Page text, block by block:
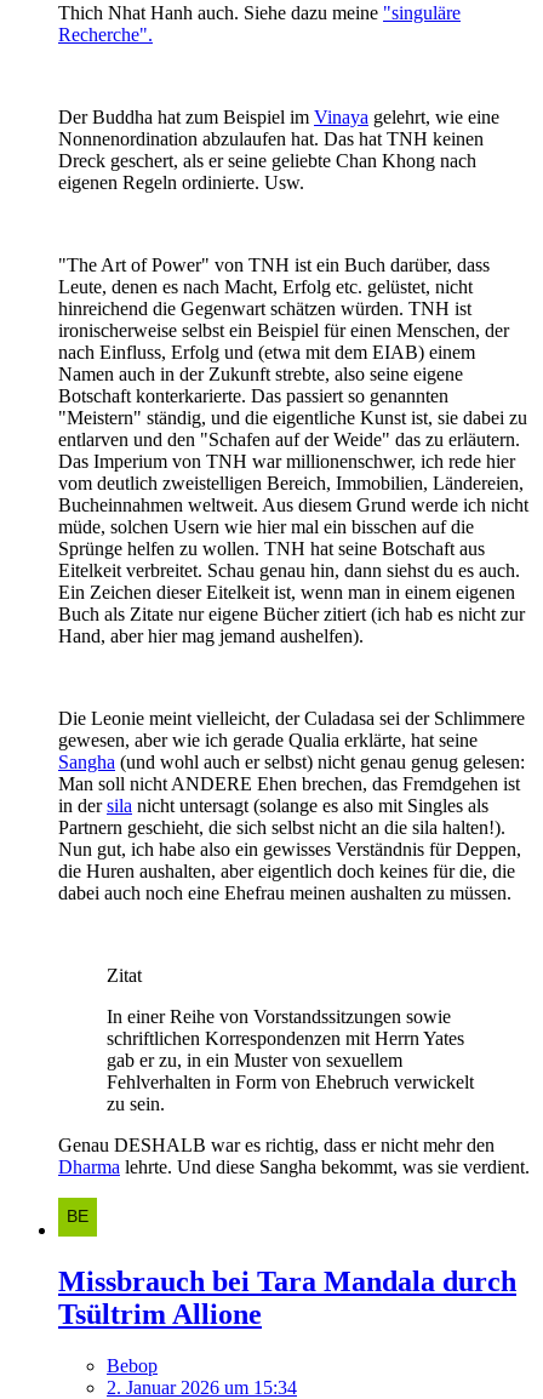
Thich Nhat Hanh auch. Siehe dazu meine "singuläre
Recherche".
Der Buddha hat zum Beispiel im Vinaya gelehrt, wie eine
Nonnenordination abzulaufen hat. Das hat TNH keinen
Dreck geschert, als er seine geliebte Chan Khong nach
eigenen Regeln ordinierte. Usw.
"The Art of Power" von TNH ist ein Buch darüber, dass
Leute, denen es nach Macht, Erfolg etc. gelüstet, nicht
hinreichend die Gegenwart schätzen würden. TNH ist
ironischerweise selbst ein Beispiel für einen Menschen, der
nach Einfluss, Erfolg und (etwa mit dem EIAB) einem
Namen auch in der Zukunft strebte, also seine eigene
Botschaft konterkarierte. Das passiert so genannten
"Meistern" ständig, und die eigentliche Kunst ist, sie dabei zu
entlarven und den "Schafen auf der Weide" das zu erläutern.
Das Imperium von TNH war millionenschwer, ich rede hier
vom deutlich zweistelligen Bereich, Immobilien, Ländereien,
Bucheinnahmen weltweit. Aus diesem Grund werde ich nicht
müde, solchen Usern wie hier mal ein bisschen auf die
Sprünge helfen zu wollen. TNH hat seine Botschaft aus
Eitelkeit verbreitet. Schau genau hin, dann siehst du es auch.
Ein Zeichen dieser Eitelkeit ist, wenn man in einem eigenen
Buch als Zitate nur eigene Bücher zitiert (ich hab es nicht zur
Hand, aber hier mag jemand aushelfen).
Die Leonie meint vielleicht, der Culadasa sei der Schlimmere
gewesen, aber wie ich gerade Qualia erklärte, hat seine
Sangha (und wohl auch er selbst) nicht genau genug gelesen:
Man soll nicht ANDERE Ehen brechen, das Fremdgehen ist
in dersila nicht untersagt (solange es also mit Singles als
Partnern geschieht, die sich selbst nicht an die sila halten!).
Nun gut, ich habe also ein gewisses Verständnis für Deppen,
die Huren aushalten, aber eigentlich doch keines für die, die
dabei auch noch eine Ehefrau meinen aushalten zu müssen.
Zitat
In einer Reihe von Vorstandssitzungen sowie
schriftlichen Korrespondenzen mit Herrn Yates
gab er zu, in ein Muster von sexuellem
Fehlverhalten in Form von Ehebruch verwickelt
zu sein.
Genau DESHALB war es richtig, dass er nicht mehr den
Dharma lehrte. Und diese Sangha bekommt, was sie verdient.
Missbrauch bei Tara Mandala durch
Tsültrim Allione
Bebop
2. Januar 2026 um 15:34